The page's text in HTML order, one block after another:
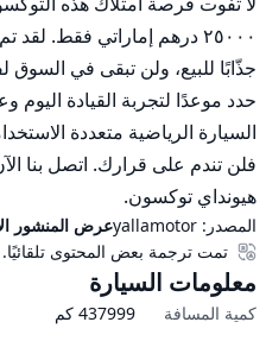
هيونداي توكسون.
المصدر: yallamotorعرض المنشور
تمت ترجمة بعض المحتوى تلقائيًا.
معلومات السيارة
كمية المسافة 437999 كم